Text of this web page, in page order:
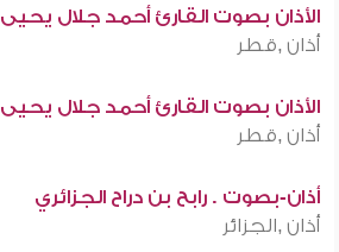
الأذان بصوت القارئ أحمد جلال يحيى
أذان ,قطر
الأذان بصوت القارئ أحمد جلال يحيى
أذان ,قطر
أذان-بصوت . رابح بن دراح الجزائري
أذان ,الجزائر